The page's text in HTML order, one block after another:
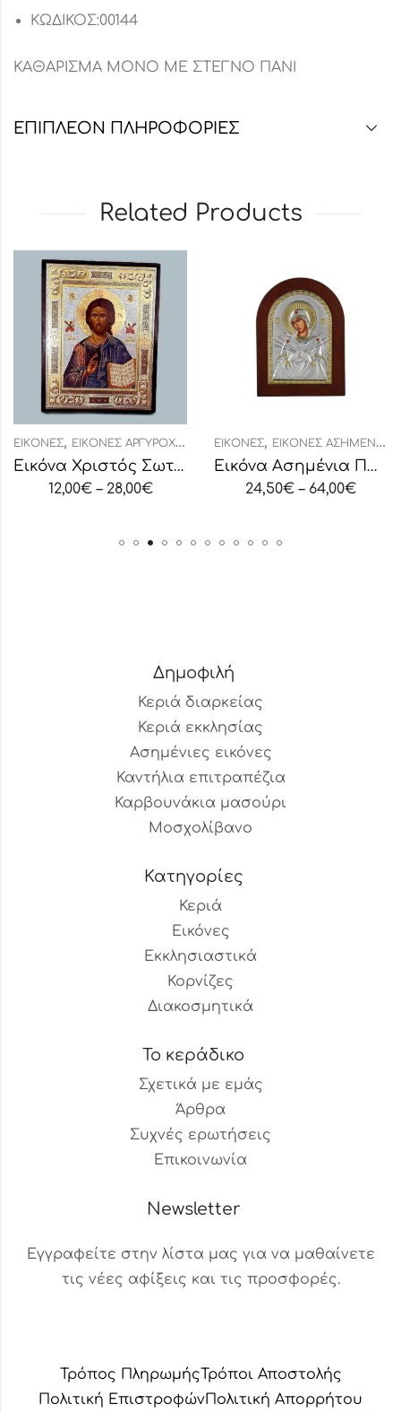
ΚΩΔΙΚΟΣ:00144
ΚΑΘΑΡΙΣΜΑ ΜΟΝΟ ΜΕ ΣΤΕΓΝΟ ΠΑΝΙ
ΕΠΙΠΛΈΟΝ ΠΛΗΡΟΦΟΡΊΕΣ
Related Products
ΕΙΚΌΝΕΣ, ΕΙΚΌΝΕΣ ΑΡΓΥΡΟΧΡΥΣΟΤΥΠΊΑ
Εικόνα Χριστός Σωτήρ του Κόσμου
12,00€ – 28,00€
ΕΙΚΌΝΕΣ, ΕΙΚΌΝΕΣ ΑΣΗΜΈΝΙΕΣ ΟΒΆΛ
Εικόνα Ασημένια Παναγία Επτάσπαθη
24,50€ – 64,00€
Δημοφιλή
Κεριά διαρκείας
Κεριά εκκλησίας
Ασημένιες εικόνες
Καντήλια επιτραπέζια
Καρβουνάκια μασούρι
Μοσχολίβανο
Κατηγορίες
Κεριά
Εικόνες
Εκκλησιαστικά
Κορνίζες
Διακοσμητικά
Το κεράδικο
Σχετικά με εμάς
Άρθρα
Συχνές ερωτήσεις
Επικοινωνία
Newsletter
Εγγραφείτε στην λίστα μας για να μαθαίνετε
τις νέες αφίξεις και τις προσφορές.
Τρόπος Πληρωμής Τρόποι Αποστολής
Πολιτική ΕπιστροφώνΠολιτική Aπορρήτου